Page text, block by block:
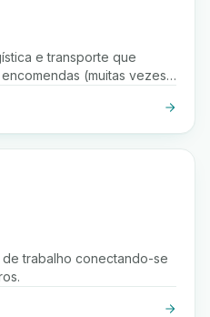
e transporte que
(muitas vezes
cobertura em
de trabalho conectando-se